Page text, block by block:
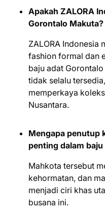
Apakah ZALORA
Gorontalo Makuta?
ZALORA Indonesia
fashion formal dan
baju adat
tidak selalu
memperkaya
Nusantara.
Mengapa penutup
penting dalam
Mahkota tersebut
kehormatan, dan
menjadi ciri khas
busana ini.